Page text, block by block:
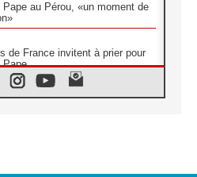
Pape au Pérou, «un moment de
de France invitent à prier pour
Pape
réseau des médias catholiques